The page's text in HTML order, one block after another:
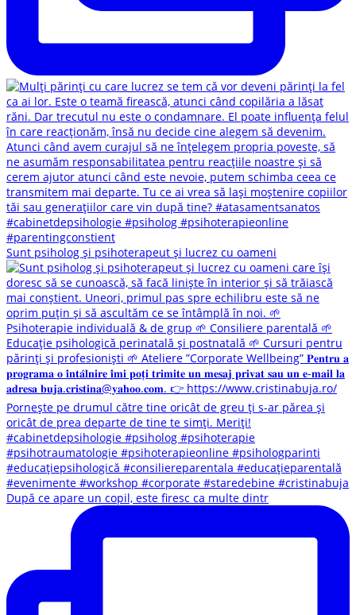
Sunt psiholog și psihoterapeut și lucrez cu oameni
După ce apare un copil, este firesc ca multe dintr